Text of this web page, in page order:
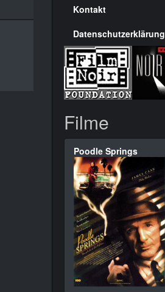
Kontakt
Datenschutzerklärung
Filme
Poodle Springs